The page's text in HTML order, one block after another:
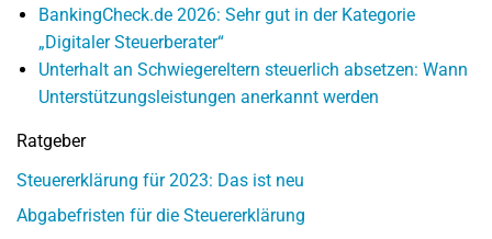
BankingCheck.de 2026: Sehr gut in der Kategorie
„Digitaler Steuerberater“
Unterhalt an Schwiegereltern steuerlich absetzen: Wann
Unterstützungsleistungen anerkannt werden
Ratgeber
Steuererklärung für 2023: Das ist neu
Abgabefristen für die Steuererklärung